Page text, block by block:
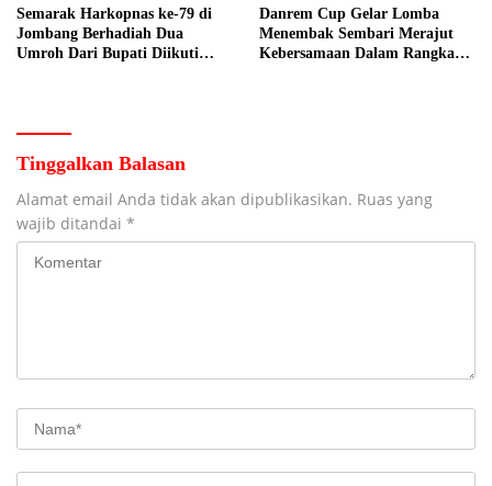
Semarak Harkopnas ke-79 di
Jombang Berhadiah Dua
Umroh Dari Bupati Diikuti
Danrem Cup Gelar Lomba
Menembak Sembari Merajut
Kebersamaan Dalam Rangka
Tinggalkan Balasan
Alamat email Anda tidak akan dipublikasikan. Ruas yang
wajib ditandai *